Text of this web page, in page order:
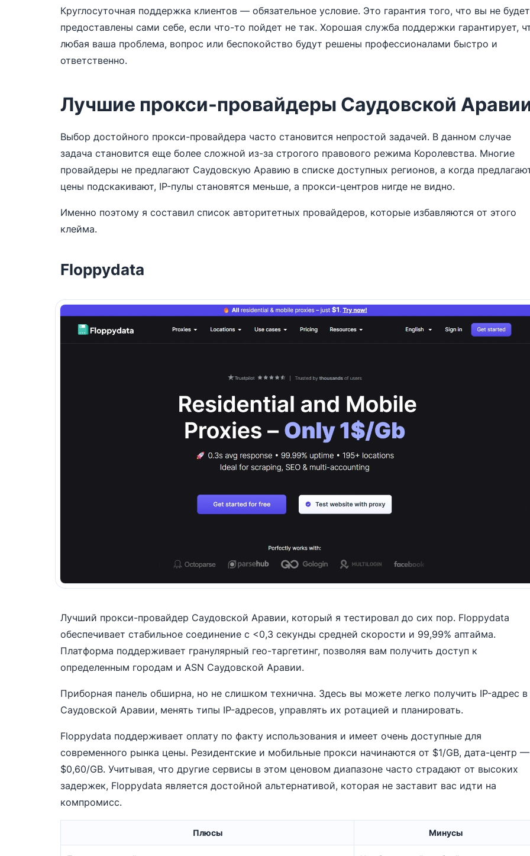
Круглосуточная поддержка клиентов — обязательное условие. Это гарантия того, что вы не
предоставлены сами себе, если что-то пойдет не так. Хорошая служба поддержки гарантирует,
любая ваша проблема, вопрос или беспокойство будут решены профессионалами быстро и
ответственно.
Лучшие прокси-провайдеры Саудовской
Выбор достойного прокси-провайдера часто становится непростой задачей. В данном случае
задача становится еще более сложной из-за строгого правового режима Королевства. Многие
провайдеры не предлагают Саудовскую Аравию в списке доступных регионов, а когда
цены подскакивают, IP-пулы становятся меньше, а прокси-центров нигде не видно.
Именно поэтому я составил список авторитетных провайдеров, которые избавляются от этого
клейма.
Floppydata
Лучший прокси-провайдер Саудовской Аравии, который я тестировал до сих пор. Floppydata
обеспечивает стабильное соединение с <0,3 секунды средней скорости и 99,99% аптайма.
Платформа поддерживает гранулярный гео-таргетинг, позволяя вам получить доступ к
определенным городам и ASN Саудовской Аравии.
Приборная панель обширна, но не слишком технична. Здесь вы можете легко получить IP-адрес в
Саудовской Аравии, менять типы IP-адресов, управлять их ротацией и планировать.
Floppydata поддерживает оплату по факту использования и имеет очень доступные для
современного рынка цены. Резидентские и мобильные прокси начинаются от $1/GB, дата-центр —
$0,60/GB. Учитывая, что другие сервисы в этом ценовом диапазоне часто страдают от высоких
задержек, Floppydata является достойной альтернативой, которая не заставит вас идти на
компромисс.
Плюсы Минусы